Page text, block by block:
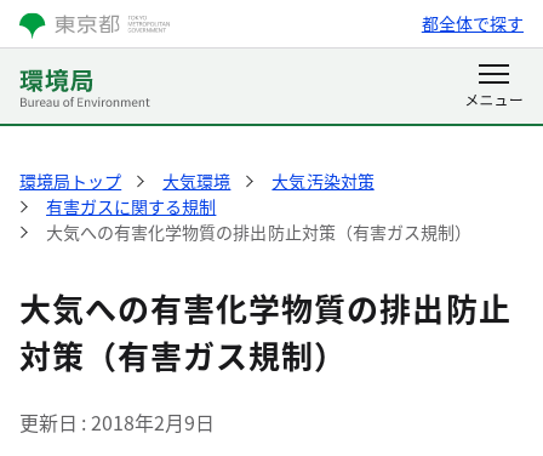
都全体で探す
環境局トップ 大気環境
大気汚染対策
有害ガスに関する規制
大気への有害化学物質の排出防止対策（有害ガス規制）
大気への有害化学物質の排出防止
対策（有害ガス規制）
更新日 2018年2月9日